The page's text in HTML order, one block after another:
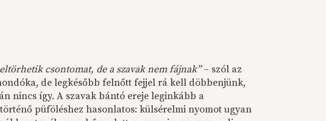
csontomat, de a szavak nem fájnak”– szól az
de legkésőbb felnőtt fejjel rá kell döbbenjünk,
nincs így. A szavak bántó ereje leginkább a
püföléshez hasonlatos: külsérelmi nyomot ugyan